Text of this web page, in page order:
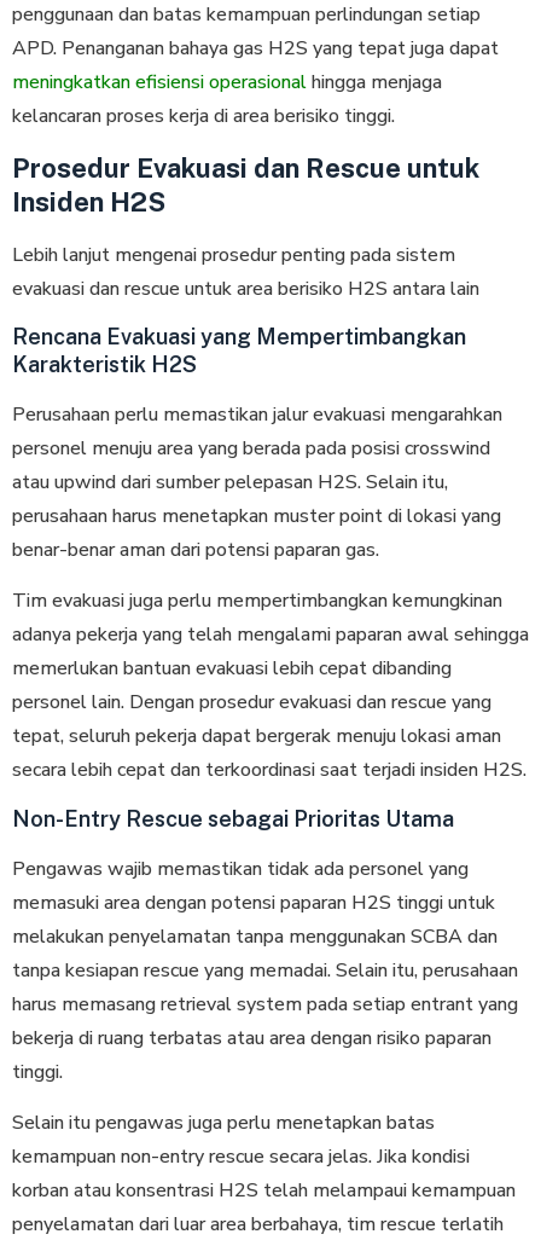
penggunaan dan batas kemampuan perlindungan setiap
APD. Penanganan bahaya gas H2S yang tepat juga dapat
meningkatkan efisiensi operasionalhingga menjaga
kelancaran proses kerja di area berisiko tinggi.
Prosedur Evakuasi dan Rescue untuk
Insiden H2S
Lebih lanjut mengenai prosedur penting pada sistem
evakuasi dan rescue untuk area berisiko H2S antara lain
Rencana Evakuasi yang Mempertimbangkan
Karakteristik H2S
Perusahaan perlu memastikan jalur evakuasi mengarahkan
personel menuju area yang berada pada posisi crosswind
atau upwind dari sumber pelepasan H2S. Selain itu,
perusahaan harus menetapkan muster point di lokasi yang
benar-benar aman dari potensi paparan gas.
Tim evakuasi juga perlu mempertimbangkan kemungkinan
adanya pekerja yang telah mengalami paparan awal sehingga
memerlukan bantuan evakuasi lebih cepat dibanding
personel lain. Dengan prosedur evakuasi dan rescue yang
tepat, seluruh pekerja dapat bergerak menuju lokasi aman
secara lebih cepat dan terkoordinasi saat terjadi insiden H2S.
Non-Entry Rescue sebagai Prioritas Utama
Pengawas wajib memastikan tidak ada personel yang
memasuki area dengan potensi paparan H2S tinggi untuk
melakukan penyelamatan tanpa menggunakan SCBA dan
tanpa kesiapan rescue yang memadai. Selain itu, perusahaan
harus memasang retrieval system pada setiap entrant yang
bekerja di ruang terbatas atau area dengan risiko paparan
tinggi.
Selain itu pengawas juga perlu menetapkan batas
kemampuan non-entry rescue secara jelas. Jika kondisi
korban atau konsentrasi H2S telah melampaui kemampuan
penyelamatan dari luar area berbahaya, tim rescue terlatih